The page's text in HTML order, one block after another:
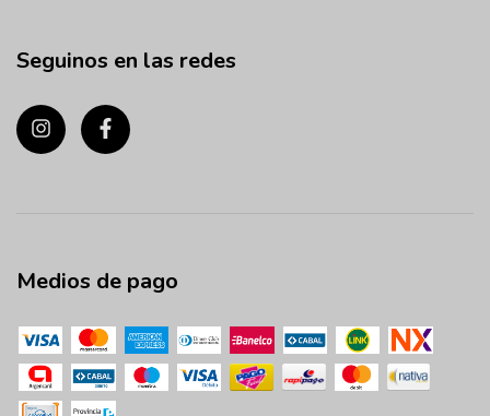
Seguinos en las redes
Medios de pago